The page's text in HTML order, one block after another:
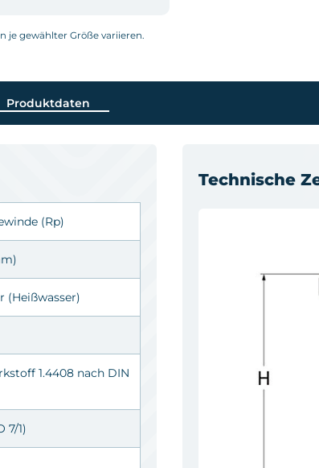
je gewählter Größe variieren.
Produktdaten
(Rp)
(Heißwasser)
1.4408 nach DIN
7/1)
Technische